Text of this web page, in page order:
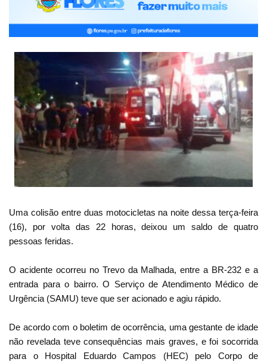
Uma colisão entre duas motocicletas na noite dessa terça-feira
(16), por volta das 22 horas, deixou um saldo de quatro
pessoas feridas.
O acidente ocorreu no Trevo da Malhada, entre a BR-232 e a
entrada para o bairro. O Serviço de Atendimento Médico de
Urgência (SAMU) teve que ser acionado e agiu rápido.
De acordo com o boletim de ocorrência, uma gestante de idade
não revelada teve consequências mais graves, e foi socorrida
para o Hospital Eduardo Campos (HEC) pelo Corpo de